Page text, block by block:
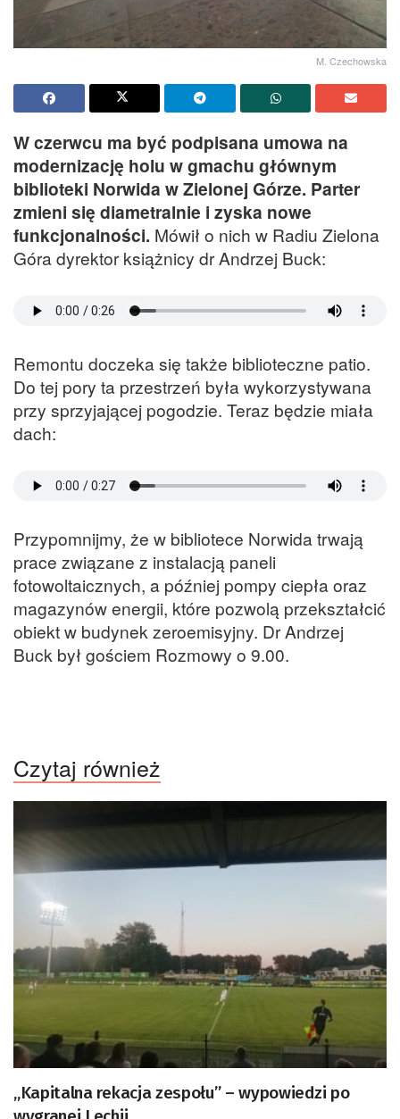
M. Czechowska
W czerwcu ma być podpisana umowa na
modernizację holu w gmachu głównym
biblioteki Norwida w Zielonej Górze. Parter
zmieni się diametralnie i zyska nowe
funkcjonalności. Mówił o nich w Radiu Zielona
Góra dyrektor książnicy dr Andrzej Buck:
Remontu doczeka się także biblioteczne patio.
Do tej pory ta przestrzeń była wykorzystywana
przy sprzyjającej pogodzie. Teraz będzie miała
dach:
Przypomnijmy, że w bibliotece Norwida trwają
prace związane z instalacją paneli
fotowoltaicznych, a później pompy ciepła oraz
magazynów energii, które pozwolą przekształcić
obiekt w budynek zeroemisyjny. Dr Andrzej
Buck był gościem Rozmowy o 9.00.
Czytaj również
„Kapitalna rekacja zespołu” – wypowiedzi po